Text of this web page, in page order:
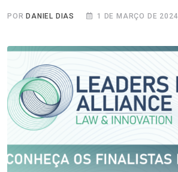
POR DANIEL DIAS 1 DE MARÇO DE 2024